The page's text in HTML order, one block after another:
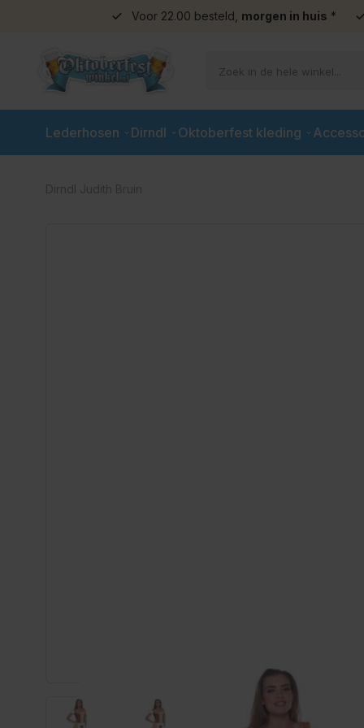
Voor 22.00 besteld, morgen in huis *
Lederhosen Dirndl Oktoberfest kleding
Dirndl Judith Bruin